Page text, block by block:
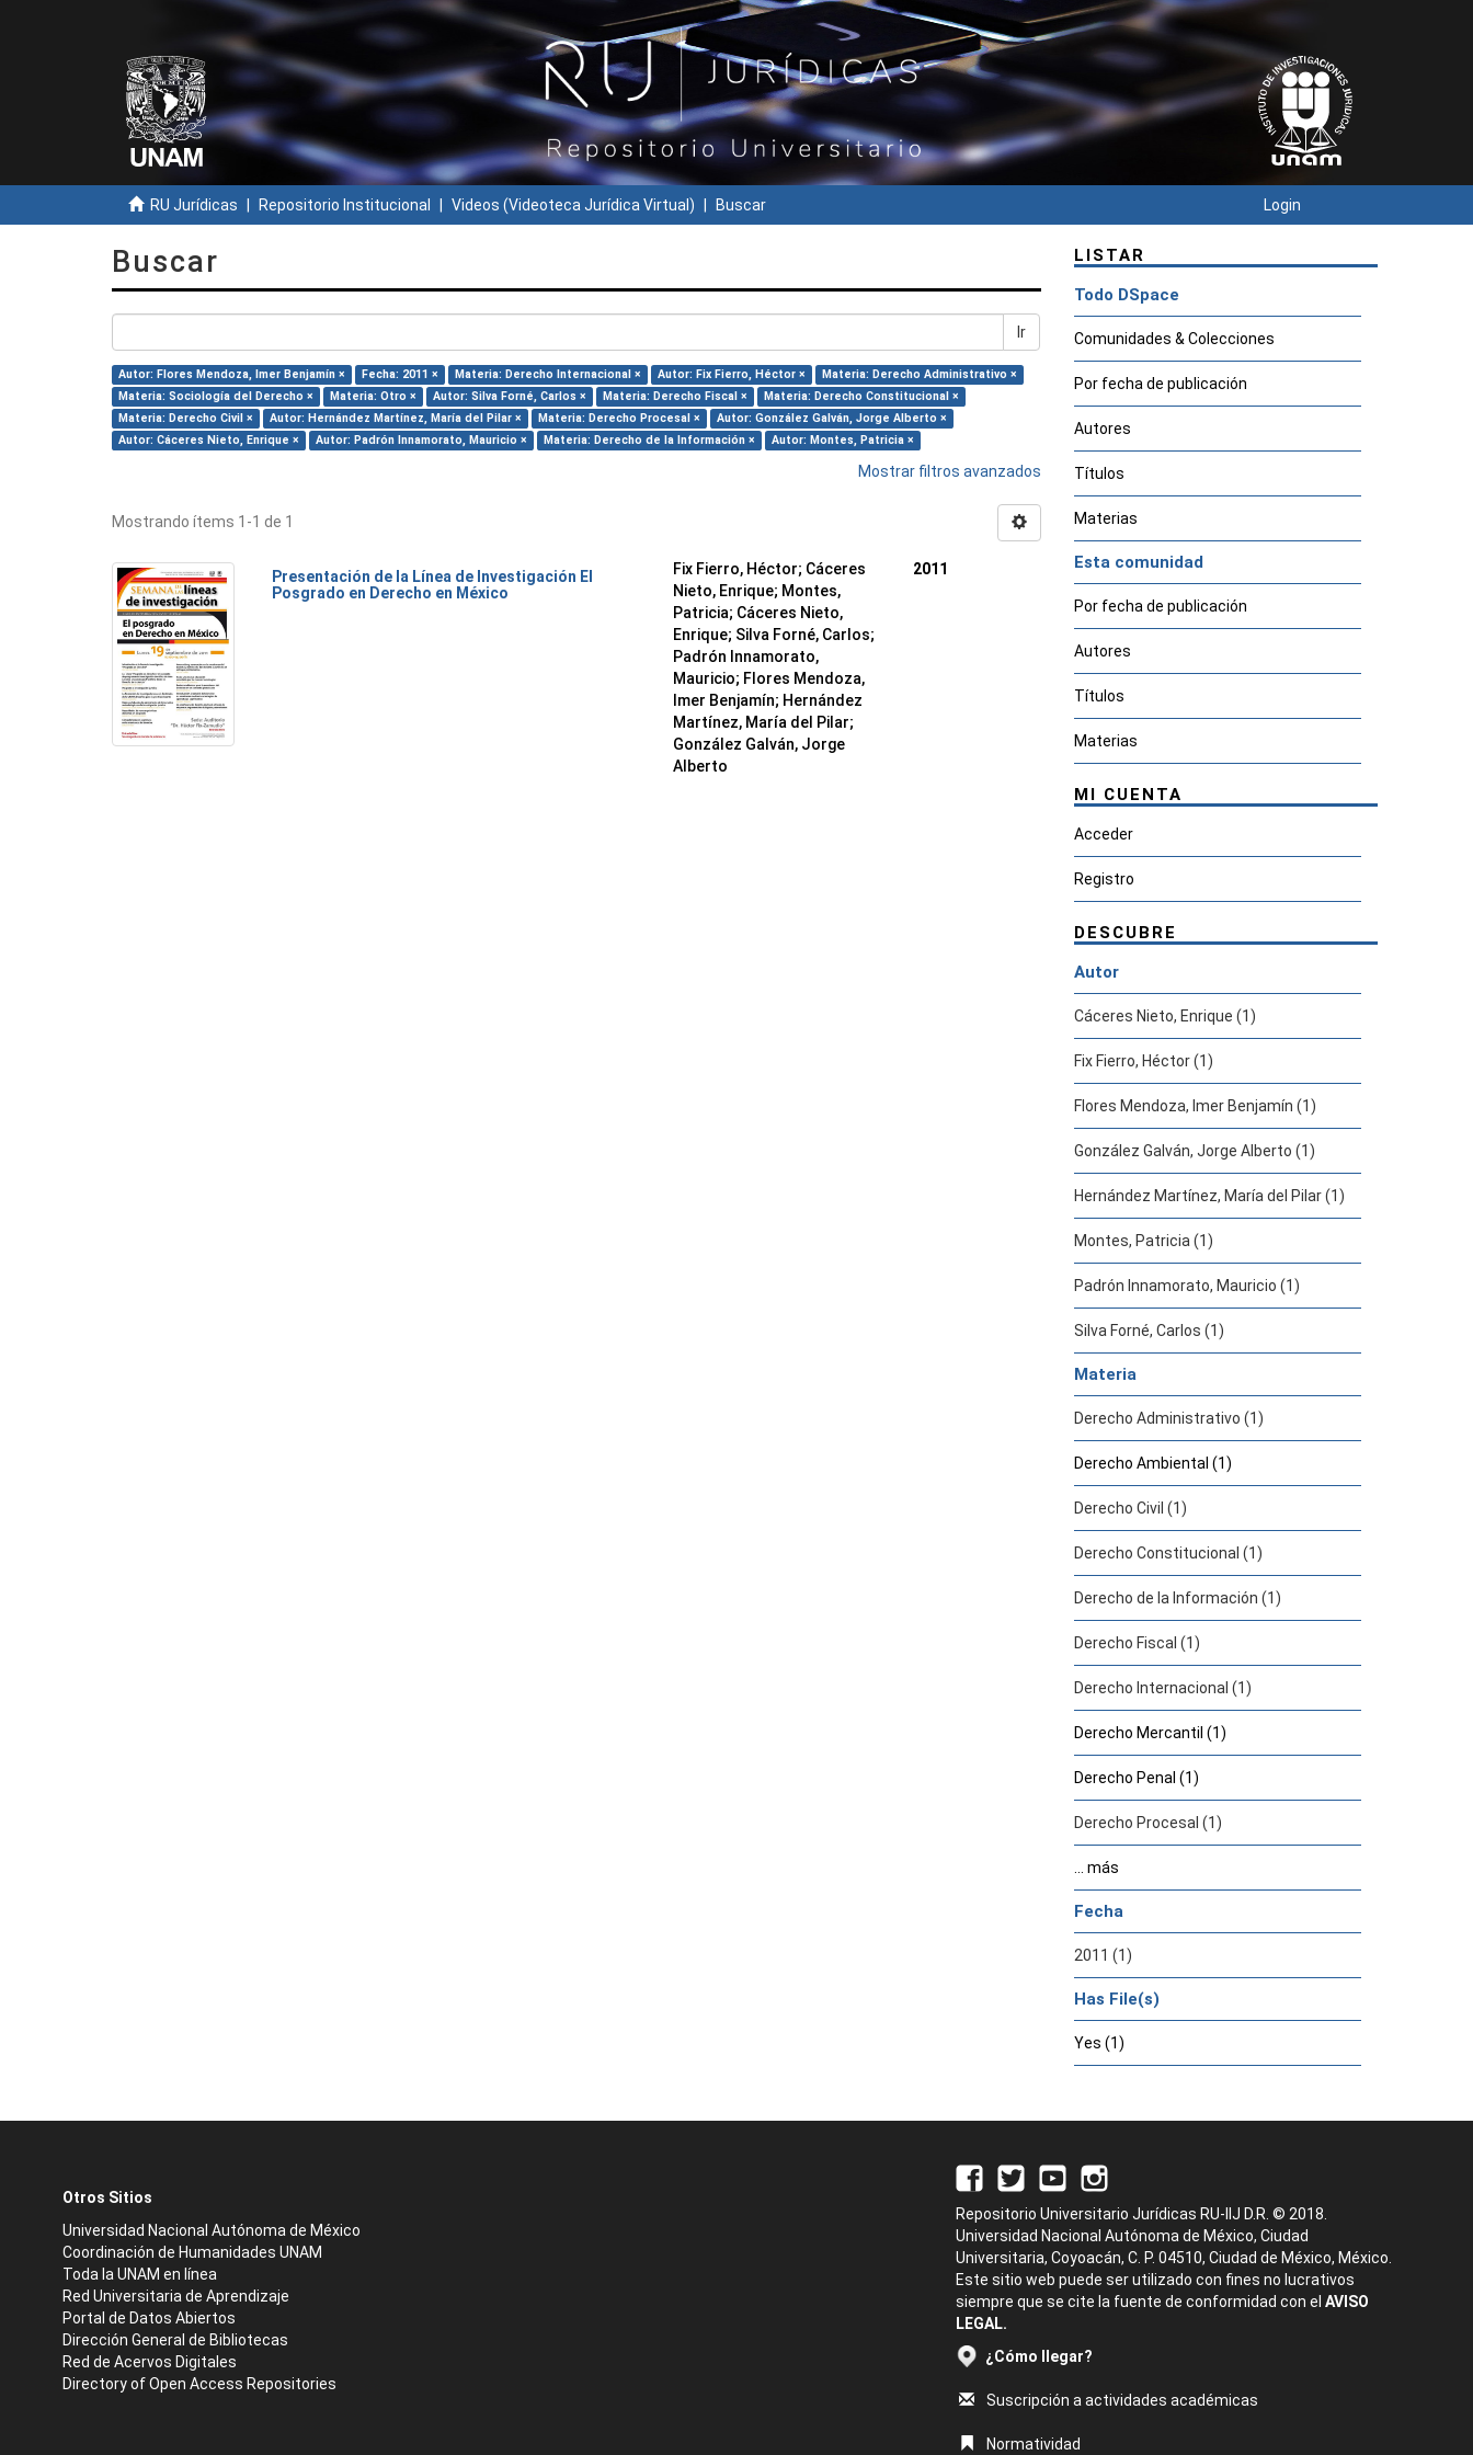
RU Jurídicas Repositorio Institucional Videos (Videoteca Jurídica Virtual) Buscar Login
Buscar
Ir
Autor: Flores Mendoza, Imer Benjamín × Fecha: 2011 × Materia: Derecho Internacional × Autor: Fix Fierro, Héctor ×
Materia: Derecho Administrativo ×
Materia: Sociología del Derecho ×
Materia: Otro × Autor: Silva Forné, Carlos × Materia: Derecho Fiscal ×
Materia: Derecho Constitucional ×
Materia: Derecho Civil ×
Autor: Hernández Martínez, María del Pilar × Materia: Derecho Procesal ×
Autor: González Galván, Jorge Alberto ×
Autor: Cáceres Nieto, Enrique ×
Autor: Padrón Innamorato, Mauricio × Materia: Derecho de la Información × Autor: Montes, Patricia ×
Mostrar filtros avanzados
Mostrando ítems 1-1 de 1
Presentación de la Línea de Investigación El
Posgrado en Derecho en México
Fix Fierro, Héctor; Cáceres
Nieto, Enrique; Montes,
Patricia; Cáceres Nieto,
Enrique; Silva Forné, Carlos;
Padrón Innamorato,
Mauricio; Flores Mendoza,
Imer Benjamín; Hernández
Martínez, María del Pilar;
González Galván, Jorge
Alberto
2011
LISTAR
Todo DSpace
Comunidades & Colecciones
Por fecha de publicación
Autores
Títulos
Materias
Esta comunidad
Por fecha de publicación
Autores
Títulos
Materias
MI CUENTA
Acceder
Registro
DESCUBRE
Autor
Cáceres Nieto, Enrique (1)
Fix Fierro, Héctor (1)
Flores Mendoza, Imer Benjamín (1)
González Galván, Jorge Alberto (1)
Hernández Martínez, María del Pilar (1)
Montes, Patricia (1)
Padrón Innamorato, Mauricio (1)
Silva Forné, Carlos (1)
Materia
Derecho Administrativo (1)
Derecho Ambiental (1)
Derecho Civil (1)
Derecho Constitucional (1)
Derecho de la Información (1)
Derecho Fiscal (1)
Derecho Internacional (1)
Derecho Mercantil (1)
Derecho Penal (1)
Derecho Procesal (1)
... más
Fecha
2011 (1)
Has File(s)
Yes (1)
Otros Sitios
Universidad Nacional Autónoma de México
Coordinación de Humanidades UNAM
Toda la UNAM en línea
Red Universitaria de Aprendizaje
Portal de Datos Abiertos
Dirección General de Bibliotecas
Red de Acervos Digitales
Directory of Open Access Repositories
Repositorio Universitario Jurídicas RU-IIJ D.R. © 2018.
Universidad Nacional Autónoma de México, Ciudad
Universitaria, Coyoacán, C. P. 04510, Ciudad de México, México.
Este sitio web puede ser utilizado con fines no lucrativos
siempre que se cite la fuente de conformidad con el AVISO
LEGAL.
¿Cómo llegar?
Suscripción a actividades académicas
Normatividad